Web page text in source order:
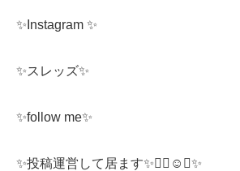
✨Instagram ✨
✨スレッズ✨
✨follow me✨
✨投稿運営して居ます✨❤️‍🔥☺️🥰✨